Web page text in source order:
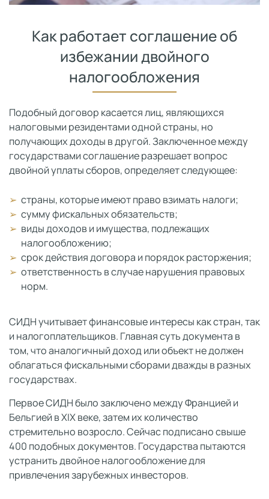
Как работает соглашение об
избежании двойного
налогообложения
Подобный договор касается лиц, являющихся
налоговыми резидентами одной страны, но
получающих доходы в другой. Заключенное между
государствами соглашение разрешает вопрос
двойной уплаты сборов, определяет следующее:
страны, которые имеют право взимать налоги;
сумму фискальных обязательств;
виды доходов и имущества, подлежащих
налогообложению;
срок действия договора и порядок расторжения;
ответственность в случае нарушения правовых
норм.
СИДН учитывает финансовые интересы как стран, так
и налогоплательщиков. Главная суть документа в
том, что аналогичный доход или объект не должен
облагаться фискальными сборами дважды в разных
государствах.
Первое СИДН было заключено между Францией и
Бельгией в XIX веке, затем их количество
стремительно возросло. Сейчас подписано свыше
400 подобных документов. Государства пытаются
устранить двойное налогообложение для
привлечения зарубежных инвесторов.